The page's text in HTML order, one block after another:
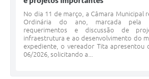
No dia 11 de março, a Câmara Municipal
Ordinária do ano, marcada pela
requerimentos e discussão de
infraestrutura e ao desenvolvimento do
expediente, o vereador Tita apresentou
06/2026, solicitando a...